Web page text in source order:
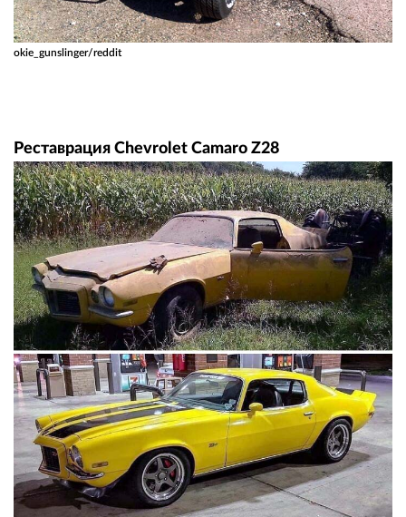
okie_gunslinger/reddit
Реставрация Chevrolet Camaro Z28